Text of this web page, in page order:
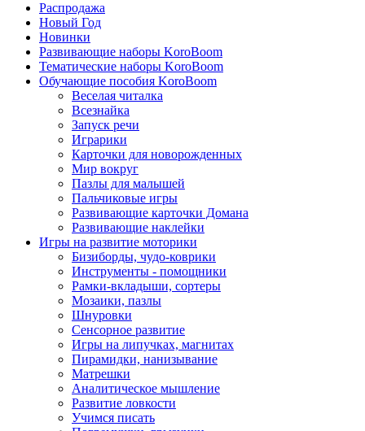
Распродажа
Новый Год
Новинки
Развивающие наборы KoroBoom
Тематические наборы KoroBoom
Обучающие пособия KoroBoom
Веселая читалка
Всезнайка
Запуск речи
Играрики
Карточки для новорожденных
Мир вокруг
Пазлы для малышей
Пальчиковые игры
Развивающие карточки Домана
Развивающие наклейки
Игры на развитие моторики
Бизиборды, чудо-коврики
Инструменты - помощники
Рамки-вкладыши, сортеры
Мозаики, пазлы
Шнуровки
Сенсорное развитие
Игры на липучках, магнитах
Пирамидки, нанизывание
Матрешки
Аналитическое мышление
Развитие ловкости
Учимся писать